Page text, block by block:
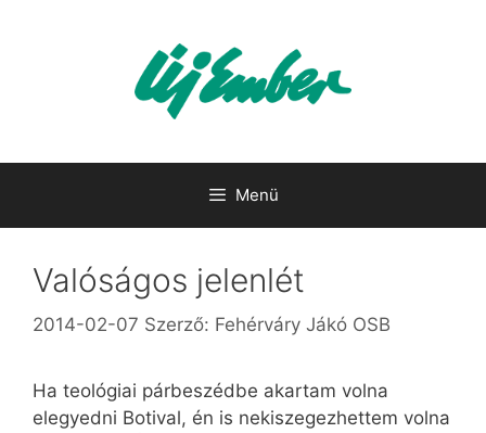
Menü
Valóságos jelenlét
2014-02-07 Szerző: Fehérváry Jákó OSB
Ha teológiai párbeszédbe akartam volna
elegyedni Botival, én is nekiszegezhettem volna